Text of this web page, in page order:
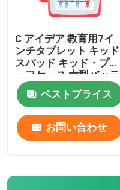
C アイデア 教育用7イ
ンチタブレット キッド
スパッド キッド・プロ
ーフケース 大型バッテ
リー 5000mAh IWAWA
CM80Redベストプライス
お問い合わせ